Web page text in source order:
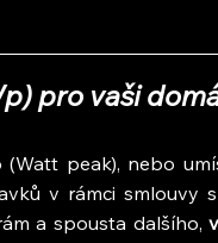
pro vaši
peak), nebo
v rámci smlouvy
a spousta dalšího,